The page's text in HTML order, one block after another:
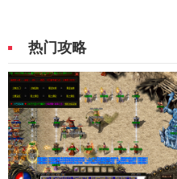
热门攻略